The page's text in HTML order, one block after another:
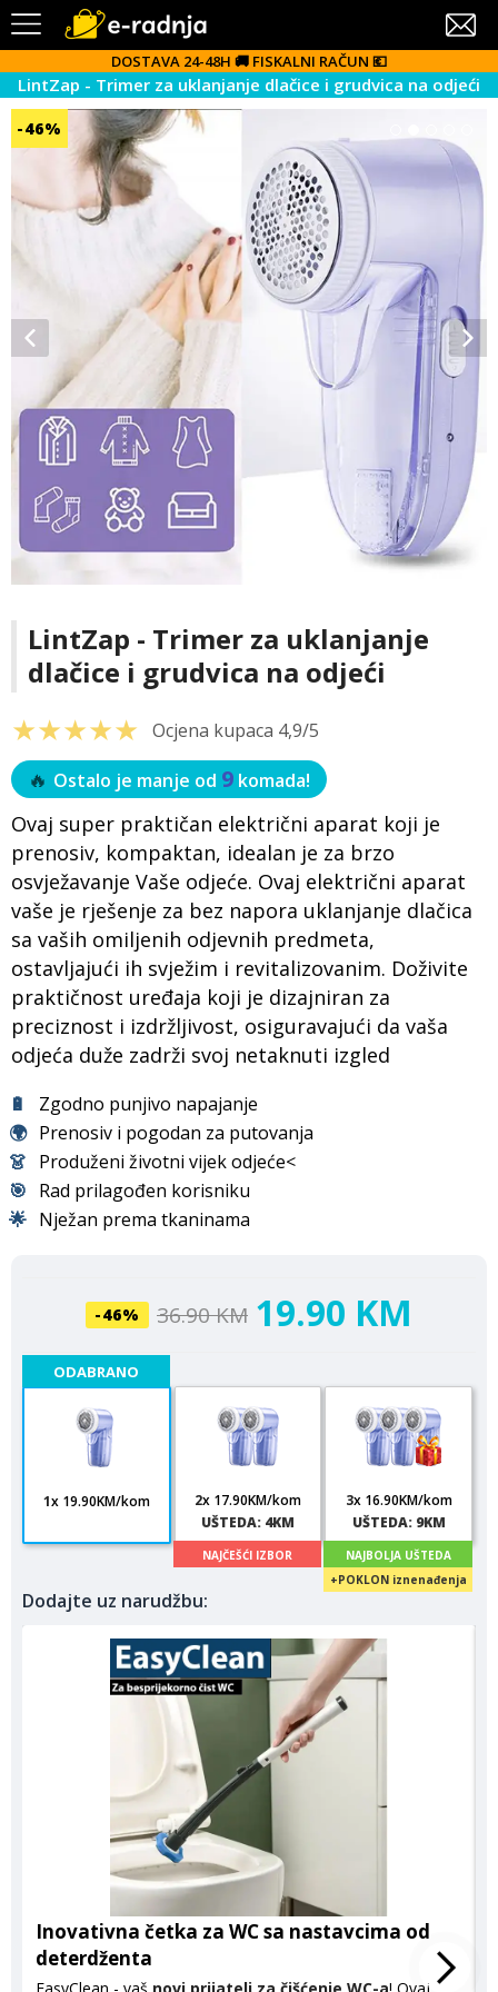
DOSTAVA 24-48H 🚚 FISKALNI RAČUN 💶
LintZap - Trimer za uklanjanje dlačice i grudvica na odjeći
-46%
LintZap - Trimer za uklanjanje
dlačice i grudvica na odjeći
★★★★★ Ocjena kupaca 4,9/5
🔥 Ostalo je manje od 9 komada!
Ovaj super praktičan električni aparat koji je
prenosiv, kompaktan, idealan je za brzo
osvježavanje Vaše odjeće. Ovaj električni aparat
vaše je rješenje za bez napora uklanjanje dlačica
sa vaših omiljenih odjevnih predmeta,
ostavljajući ih svježim i revitalizovanim. Doživite
praktičnost uređaja koji je dizajniran za
preciznost i izdržljivost, osiguravajući da vaša
odjeća duže zadrži svoj netaknuti izgled
🔋
Zgodno punjivo napajanje
🌍 Prenosiv i pogodan za putovanja
👗 Produženi životni vijek odjeće<
🎯 Rad prilagođen korisniku
🌟 Nježan prema tkaninama
-46% 36.90 KM 19.90 KM
1x 19.90KM/kom 2x 17.90KM/kom
UŠTEDA: 4KM
3x 16.90KM/kom
UŠTEDA: 9KM
Dodajte uz narudžbu:
Inovativna četka za WC sa nastavcima od
deterdženta